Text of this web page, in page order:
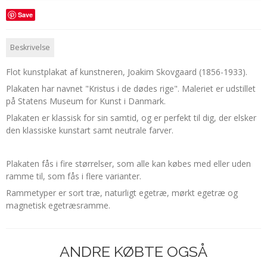
Save
Beskrivelse
Flot kunstplakat af kunstneren, Joakim Skovgaard (1856-1933).
Plakaten har navnet "Kristus i de dødes rige". Maleriet er udstillet
på Statens Museum for Kunst i Danmark.
Plakaten er klassisk for sin samtid, og er perfekt til dig, der elsker
den klassiske kunstart samt neutrale farver.
Plakaten fås i fire størrelser, som alle kan købes med eller uden
ramme til, som fås i flere varianter.
Rammetyper er sort træ, naturligt egetræ, mørkt egetræ og
magnetisk egetræsramme.
ANDRE KØBTE OGSÅ